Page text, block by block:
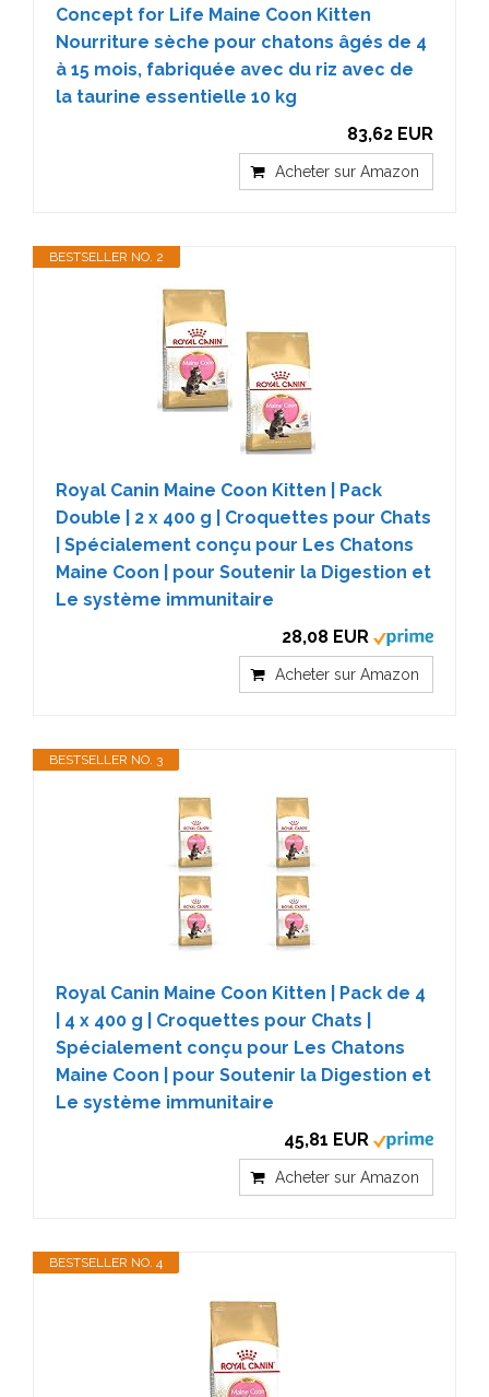
Concept for Life Maine Coon Kitten
Nourriture sèche pour chatons âgés de 4
à 15 mois, fabriquée avec du riz avec de
la taurine essentielle 10 kg
83,62 EUR
Acheter sur Amazon
BESTSELLER NO. 2
Royal Canin Maine Coon Kitten | Pack
Double | 2 x 400 g | Croquettes pour Chats
| Spécialement conçu pour Les Chatons
Maine Coon | pour Soutenir la Digestion et
Le système immunitaire
28,08 EUR
Acheter sur Amazon
BESTSELLER NO. 3
Royal Canin Maine Coon Kitten | Pack de 4
| 4 x 400 g | Croquettes pour Chats |
Spécialement conçu pour Les Chatons
Maine Coon | pour Soutenir la Digestion et
Le système immunitaire
45,81 EUR
Acheter sur Amazon
BESTSELLER NO. 4